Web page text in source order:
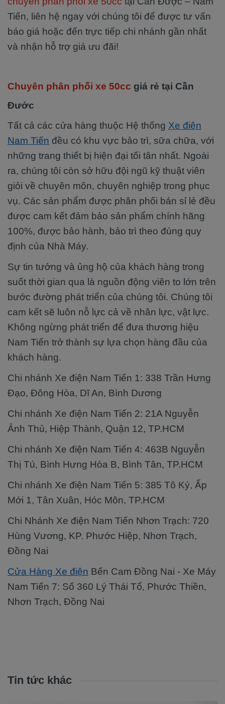
Tiến, liên hệ ngay với chúng tôi để được tư vấn
báo giá hoặc đến trực tiếp chi nhánh gần nhất
và nhận hỗ trợ giá ưu đãi!
Chuyên phân phối xe 50cc giá rẻ tại Cần
Đước
Tất cả các cửa hàng thuộc Hệ thống Xe điện
Nam Tiến đều có khu vực bảo trì, sữa chữa, với
những trang thiết bị hiện đại tối tân nhất. Ngoài
ra, chúng tôi còn sở hữu đội ngũ kỹ thuật viên
giỏi về chuyên môn, chuyên nghiệp trong phục
vụ. Các sản phẩm được phân phối bán sỉ lẻ đều
được cam kết đảm bảo sản phẩm chính hãng
100%, được bảo hành, bảo trì theo đúng quy
định của Nhà Máy.
Sự tin tưởng và ủng hộ của khách hàng trong
suốt thời gian qua là nguồn động viên to lớn trên
bước đường phát triển của chúng tôi. Chúng tôi
cam kết sẽ luôn nỗ lực cả về nhân lực, vật lực.
Không ngừng phát triển để đưa thương hiệu
Nam Tiến trở thành sự lựa chọn hàng đầu của
khách hàng.
Chi nhánh Xe điện Nam Tiến 1: 338 Trần Hưng
Đạo, Đông Hòa, Dĩ An, Bình Dương
Chi nhánh Xe điện Nam Tiến 2: 21A Nguyễn
Ảnh Thủ, Hiệp Thành, Quận 12, TP.HCM
Chi nhánh Xe điện Nam Tiến 4: 463B Nguyễn
Thị Tú, Bình Hưng Hòa B, Bình Tân, TP.HCM
Chi nhánh Xe điện Nam Tiến 5: 385 Tô Ký, Ấp
Mới 1, Tân Xuân, Hóc Môn, TP.HCM
Chi Nhánh Xe điện Nam Tiến Nhơn Trạch: 720
Hùng Vương, KP. Phước Hiệp, Nhơn Trạch,
Đồng Nai
Cửa Hàng Xe điện Bến Cam Đồng Nai - Xe Máy
Nam Tiến 7: Số 360 Lý Thái Tổ, Phước Thiền,
Nhơn Trạch, Đồng Nai
Tin tức khác